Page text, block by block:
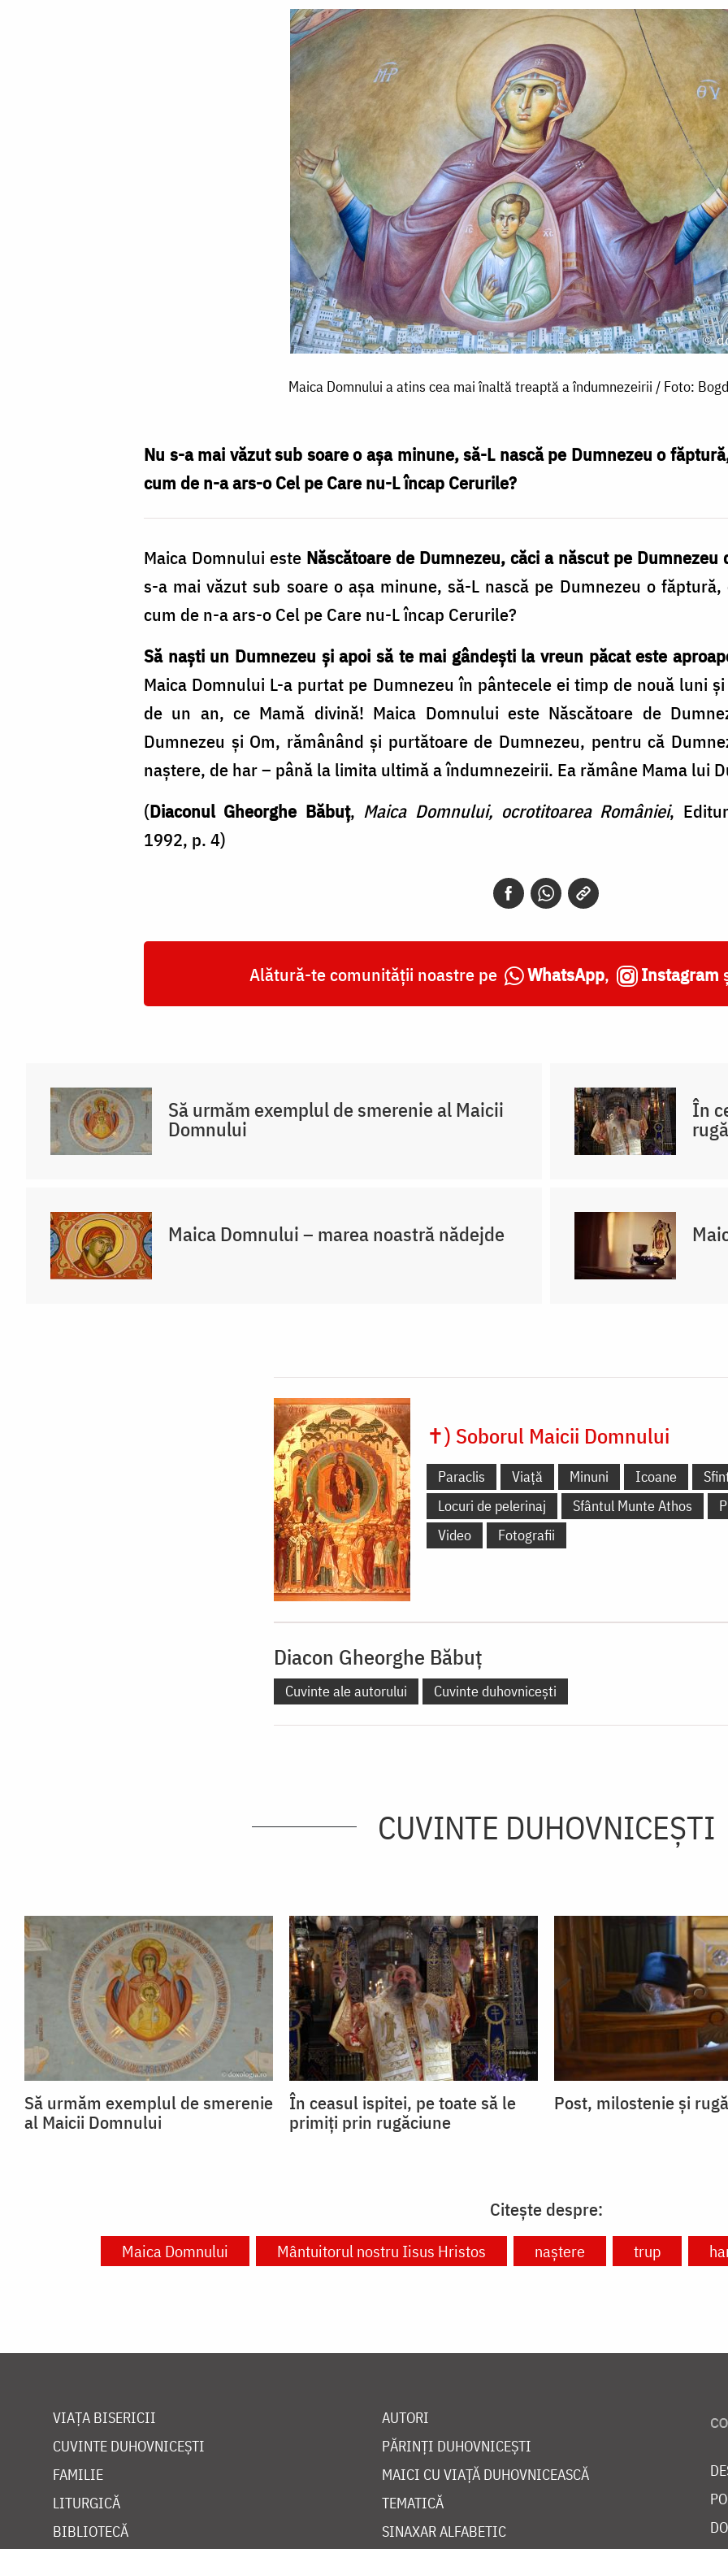
Maica Domnului a atins cea mai înaltă treaptă a îndumnezeirii / Foto:
Nu s-a mai văzut sub soare o aşa minune, să-L nască pe Dumnezeu o
cum de n-a ars-o Cel pe Care nu-L încap Cerurile?
Maica Domnului este Născătoare de Dumnezeu, căci a născut pe
s-a mai văzut sub soare o așa minune, să-L nască pe Dumnezeu o
cum de n-a ars-o Cel pe Care nu-L încap Cerurile?
Să naști un Dumnezeu și apoi să te mai gândești la vreun păcat este
Maica Domnului L-a purtat pe Dumnezeu în pântecele ei timp de nouă luni
de un an, ce Mamă divină! Maica Domnului este Născătoare de
Dumnezeu și Om, rămânând și purtătoare de Dumnezeu, pentru că
naștere, de har – până la limita ultimă a îndumnezeirii. Ea rămâne Mama lui
(Diaconul Gheorghe Băbuț, Maica Domnului, ocrotitoarea României,
1992, p. 4)
Alătură-te comunității noastre pe WhatsApp, Instagram
Să urmăm exemplul de smerenie al Maicii
Domnului
În
Maica Domnului – marea noastră nădejde
✝) Soborul Maicii Domnului
Paraclis Viață Minuni Icoane
Locuri de pelerinaj
Sfântul Munte Athos
Video
Fotografii
Diacon Gheorghe Băbuț
Cuvinte ale autorului Cuvinte duhovnicești
CUVINTE DUHOVNICEȘTI
Să urmăm exemplul de smerenie
al Maicii Domnului
În ceasul ispitei, pe toate să le
primiți prin rugăciune
Post, milostenie și
Citește despre:
Maica Domnului Mântuitorul nostru Iisus Hristos naștere trup
VIAȚA BISERICII
CUVINTE DUHOVNICEȘTI
FAMILIE
LITURGICĂ
BIBLIOTECĂ
AUTORI
PĂRINȚI DUHOVNICEȘTI
MAICI CU VIAȚĂ DUHOVNICEASCĂ
TEMATICĂ
SINAXAR ALFABETIC